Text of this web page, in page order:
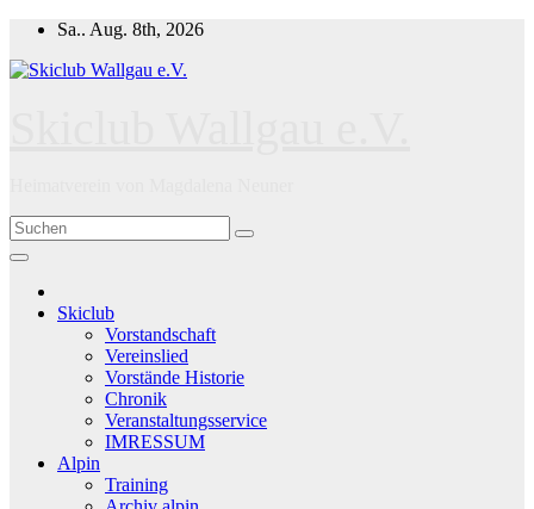
Zum
springen
Sa.. Aug. 8th, 2026
Skiclub
Vorstandschaft
Vereinslied
Vorstände Historie
Chronik
Veranstaltungsservice
IMRESSUM
Alpin
Training